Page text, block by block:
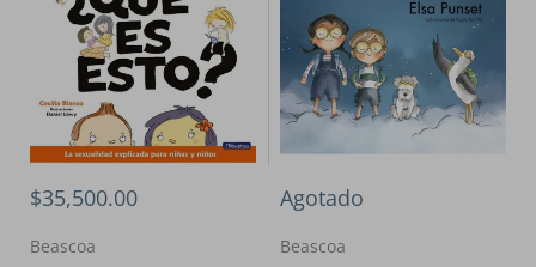
$35,500.00 Agotado
Beascoa
Beascoa